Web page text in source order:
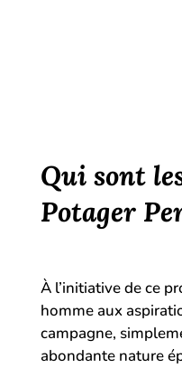
Qui sont
Potager
À l’initiative de ce
homme aux
campagne,
abondante nature